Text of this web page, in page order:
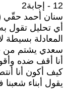
12 - إجابة2
سنان أحمد حقّي ( 2017 / 7 / 10 -
أي تحليل تقول
المعادلة بسيطة
سعدي يشتم من
أنا أقف ضده
كيف أكون أنا
يقول أبناء